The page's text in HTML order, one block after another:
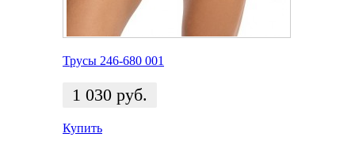
Трусы 246-680 001
1 030 руб.
Купить